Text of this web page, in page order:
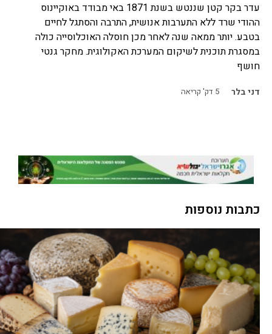
עדר בקר קטן שננטש בשנת 1871 באי מבודד באוקיינוס
ההודי שרד ללא התערבות אנושית, התרבה והסתגל לחיים
בטבע. יותר ממאה שנה לאחר מכן חוסלה האוכלוסייה כולה
במסגרת תוכנית לשיקום המערכת האקולוגית. מחקר גנטי
חושף
דני בלר 5 דק' קריאה
כתבות נוספות